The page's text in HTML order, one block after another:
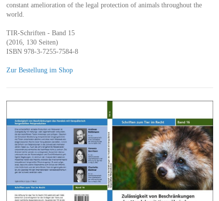
constant amelioration of the legal protection of animals throughout the
world.
TIR-Schriften - Band 15
(2016, 130 Seiten)
ISBN 978-3-7255-7584-8
Zur Bestellung im Shop